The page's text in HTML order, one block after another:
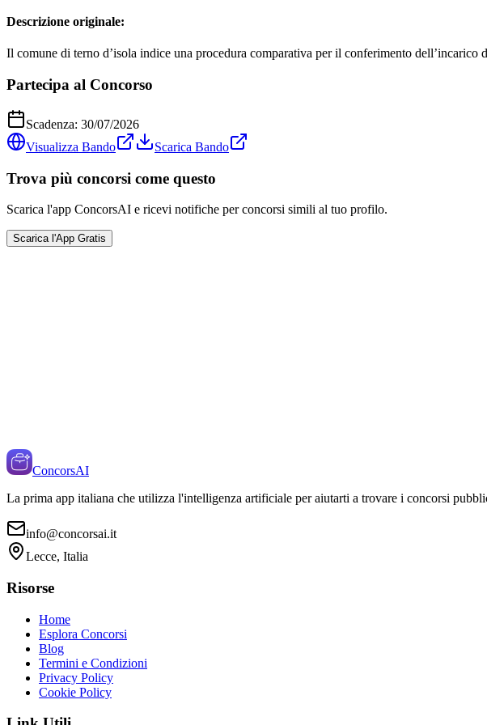
Descrizione originale:
Il comune di terno d’isola indice una procedura comparativa per il conferimento
Partecipa al Concorso
Scadenza: 30/07/2026
Visualizza Bando
Scarica Bando
Trova più concorsi come questo
Scarica l'app ConcorsAI e ricevi notifiche per concorsi simili al tuo profilo.
Scarica l'App Gratis
ConcorsAI
La prima app italiana che utilizza l'intelligenza artificiale per aiutarti a trovare i concorsi
info@concorsai.it
Lecce, Italia
Risorse
Home
Esplora Concorsi
Blog
Termini e Condizioni
Privacy Policy
Cookie Policy